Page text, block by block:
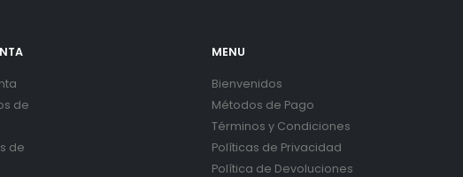
de
de
MENU
Bienvenidos
Métodos de Pago
Términos y Condiciones
Políticas de Privacidad
Política de Devoluciones